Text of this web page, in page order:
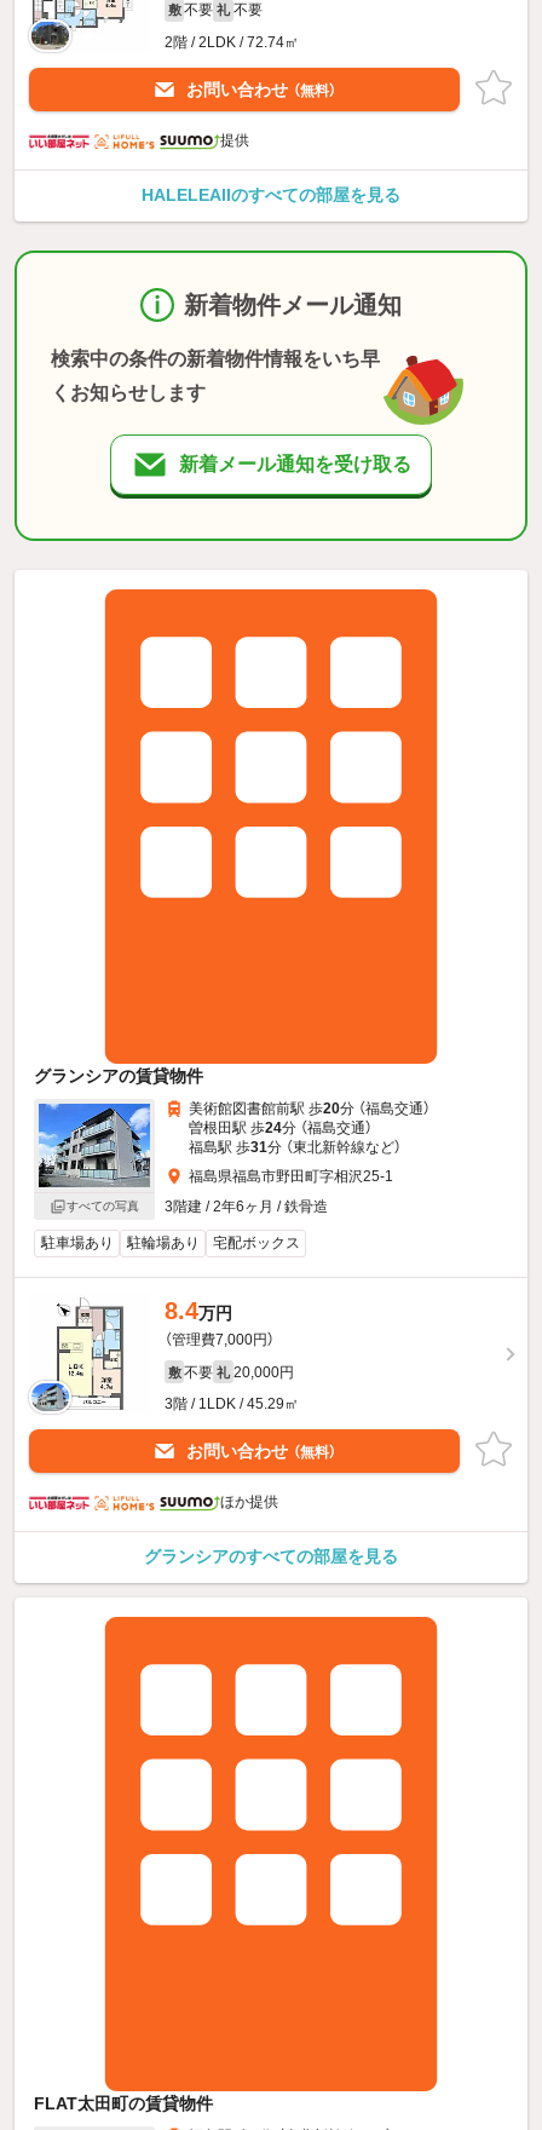
敷 不要 礼 不要
2階 / 2LDK / 72.74㎡
お問い合わせ （無料）
提供
HALELEAIIのすべての部屋を見る
新着物件メール通知
検索中の条件の新着物件情報をいち早
くお知らせします
新着メール通知を受け取る
グランシアの賃貸物件
すべての写真
美術館図書館前駅 歩20分 （福島交通）
曽根田駅 歩24分 （福島交通）
福島駅 歩31分 （東北新幹線など）
福島県福島市野田町字相沢25-1
3階建 / 2年6ヶ月 / 鉄骨造
駐車場あり 駐輪場あり 宅配ボックス
8.4万円
（管理費7,000円）
敷 不要 礼 20,000円
3階 / 1LDK / 45.29㎡
お問い合わせ （無料）
ほか提供
グランシアのすべての部屋を見る
FLAT太田町の賃貸物件